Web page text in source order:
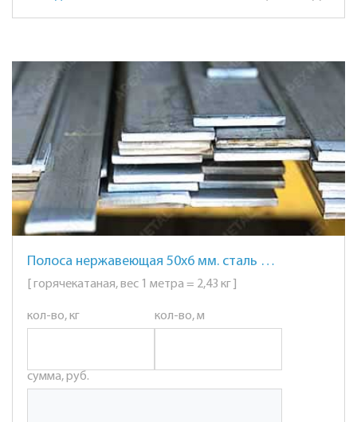
Полоса нержавеющая 50х6 мм. сталь AISI 304 (08Х18Н10)
[ горячекатаная, вес 1 метра = 2,43 кг ]
кол-во, кг кол-во, м
сумма, руб.